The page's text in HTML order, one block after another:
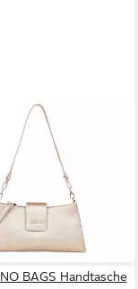
BAGS
Aroma Damen
Bag
€
119,99 €
in 2-3 Werktagen bei dir
BAGS Handtasche